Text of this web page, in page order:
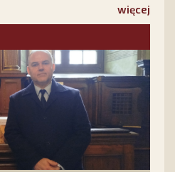
Nie pozostańmywięcej